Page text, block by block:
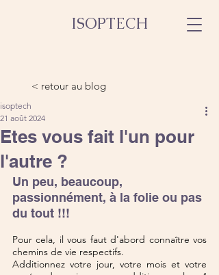
ISOPTECH
< retour au blog
Etes vous fait l'un pour
l'autre ?
isoptech
21 août 2024
Un peu, beaucoup,
passionnément, à la folie ou pas
du tout !!!
Pour cela, il vous faut d'abord connaître vos
chemins de vie respectifs.
Additionnez votre jour, votre mois et votre